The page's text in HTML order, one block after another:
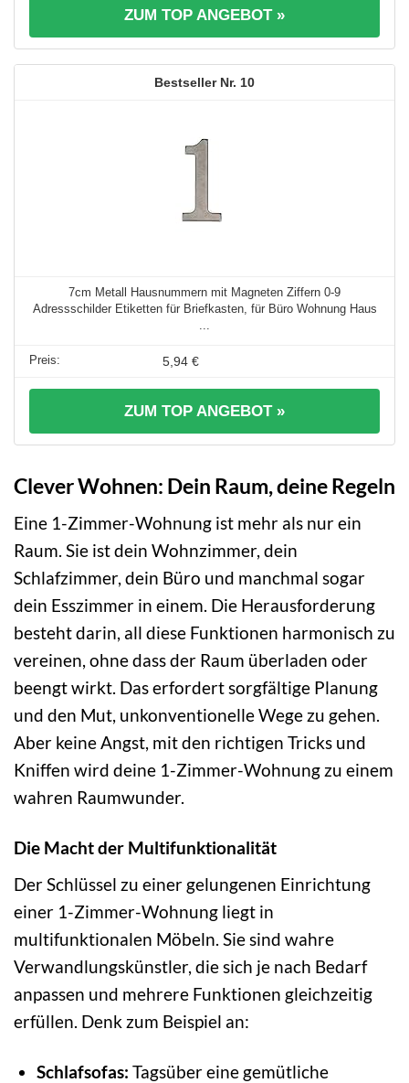
ZUM TOP ANGEBOT »
10
7cm Metall Hausnummern mit Magneten Ziffern 0-9
Adressschilder Etiketten für Briefkasten, für Büro Wohnung Haus
5,94 €
ZUM TOP ANGEBOT »
Clever Wohnen: Dein Raum, deine Regeln
Eine 1-Zimmer-Wohnung ist mehr als nur ein
Raum. Sie ist dein Wohnzimmer, dein
Schlafzimmer, dein Büro und manchmal sogar
dein Esszimmer in einem. Die Herausforderung
besteht darin, all diese Funktionen harmonisch zu
vereinen, ohne dass der Raum überladen oder
beengt wirkt. Das erfordert sorgfältige Planung
und den Mut, unkonventionelle Wege zu gehen.
Aber keine Angst, mit den richtigen Tricks und
Kniffen wird deine 1-Zimmer-Wohnung zu einem
wahren Raumwunder.
Die Macht der Multifunktionalität
Der Schlüssel zu einer gelungenen Einrichtung
einer 1-Zimmer-Wohnung liegt in
multifunktionalen Möbeln. Sie sind wahre
Verwandlungskünstler, die sich je nach Bedarf
anpassen und mehrere Funktionen gleichzeitig
erfüllen. Denk zum Beispiel an:
Schlafsofas: Tagsüber eine gemütliche